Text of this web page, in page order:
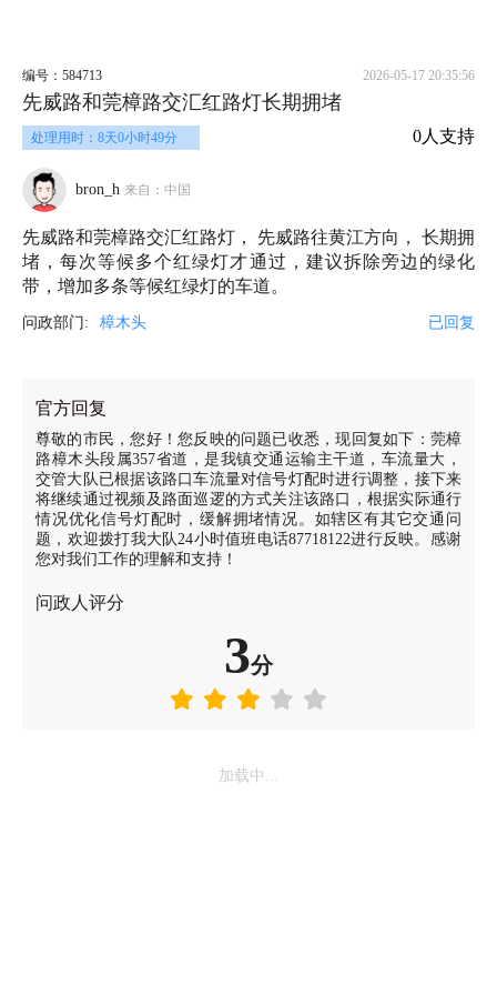
编号：584713 2026-05-17 20:35:56
先威路和莞樟路交汇红路灯长期拥堵
处理用时：8天0小时49分 0人支持
bron_h 来自：中国
先威路和莞樟路交汇红路灯， 先威路往黄江方向， 长期拥
堵，每次等候多个红绿灯才通过，建议拆除旁边的绿化
带，增加多条等候红绿灯的车道。
问政部门: 樟木头 已回复
官方回复
尊敬的市民，您好！您反映的问题已收悉，现回复如下：莞樟
路樟木头段属357省道，是我镇交通运输主干道，车流量大，
交管大队已根据该路口车流量对信号灯配时进行调整，接下来
将继续通过视频及路面巡逻的方式关注该路口，根据实际通行
情况优化信号灯配时，缓解拥堵情况。如辖区有其它交通问
题，欢迎拨打我大队24小时值班电话87718122进行反映。感谢
您对我们工作的理解和支持！
问政人评分
3分
加载中...